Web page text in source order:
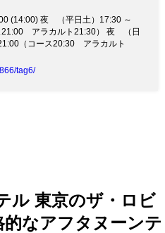
(14:00) 夜 （平日土）17:30 ～
21:00 アラカルト21:30） 夜 （日
（コース20:30 アラカルト
tag6/
ル 東京のザ・ロビ
なアフタヌーンテ